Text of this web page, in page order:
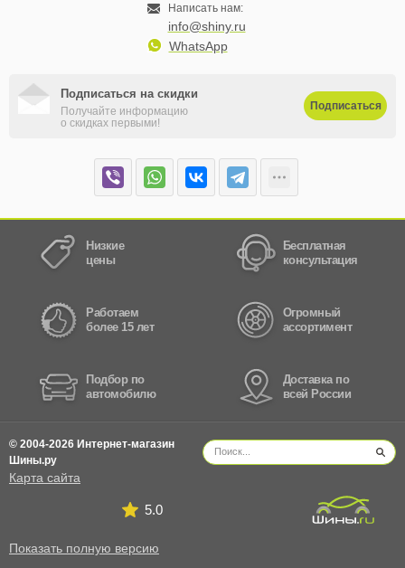
Написать нам:
info@shiny.ru
WhatsApp
Подписаться на скидки
Получайте информацию
о скидках первыми!
Подписаться
Низкие
цены
Бесплатная
консультация
Работаем
более 15 лет
Огромный
ассортимент
Подбор по
автомобилю
Доставка по
всей России
© 2004-2026 Интернет-магазин
Шины.ру
Карта сайта
5.0
Показать полную версию